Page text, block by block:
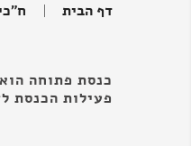
דף הבית
כנסת פתוחה
פעילות הכנסת